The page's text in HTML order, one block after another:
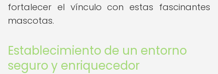
fortalecer el vínculo con estas fascinantes
mascotas.
Establecimiento de un entorno
seguro y enriquecedor